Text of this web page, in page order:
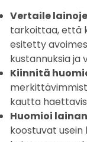
Vertaile
tarkoittaa, että
esitetty
kustannuksia ja
Kiinnitä
kautta
Huomioi
koostuvat usein